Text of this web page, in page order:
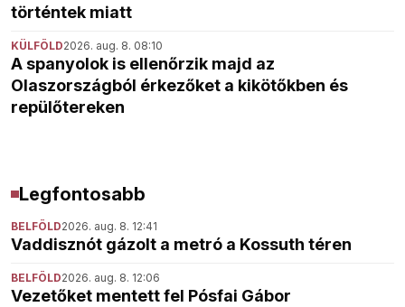
történtek miatt
KÜLFÖLD2026. aug. 8. 08:10
A spanyolok is ellenőrzik majd az
Olaszországból érkezőket a kikötőkben és
repülőtereken
Legfontosabb
BELFÖLD2026. aug. 8. 12:41
Vaddisznót gázolt a metró a Kossuth téren
BELFÖLD2026. aug. 8. 12:06
Vezetőket mentett fel Pósfai Gábor